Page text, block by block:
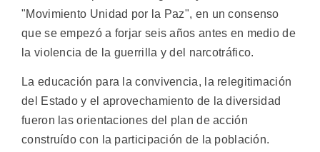
"Movimiento Unidad por la Paz", en un consenso
que se empezó a forjar seis años antes en medio de
la violencia de la guerrilla y del narcotráfico.
La educación para la convivencia, la relegitimación
del Estado y el aprovechamiento de la diversidad
fueron las orientaciones del plan de acción
construído con la participación de la población.